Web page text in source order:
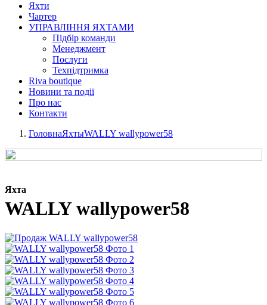
Яхти
Чартер
УПРАВЛІННЯ ЯХТАМИ
Підбір команди
Менеджмент
Послуги
Техпідтримка
Riva boutique
Новини та події
Про нас
Контакти
ГоловнаЯхтыWALLY wallypower58
Яхта
WALLY wallypower58